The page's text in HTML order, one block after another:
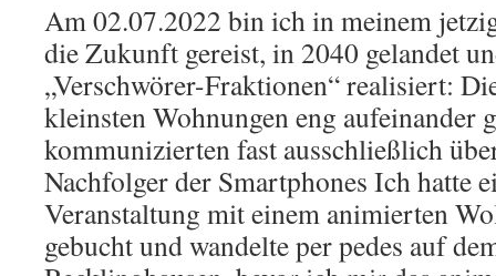
Am 02.07.2022 bin ich in meinem
die Zukunft gereist, in 2040 gelandet
„Verschwörer-Fraktionen“ realisiert:
kleinsten Wohnungen eng aufeinander
kommunizierten fast ausschließlich
Nachfolger der Smartphones Ich hatte
Veranstaltung mit einem animierten
gebucht und wandelte per pedes auf